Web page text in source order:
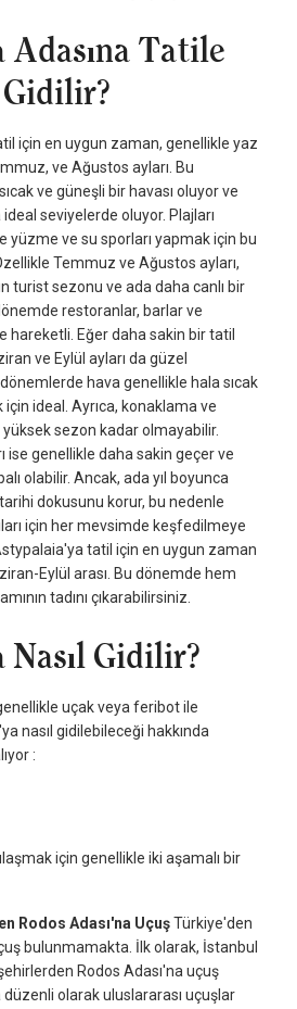
Tatile
Gidilir?
için en uygun zaman, genellikle yaz
ve Ağustos ayları. Bu
ve güneşli bir havası oluyor ve
ideal seviyelerde oluyor. Plajları
yüzme ve su sporları yapmak için bu
Temmuz ve Ağustos ayları,
turist sezonu ve ada daha canlı bir
restoranlar, barlar ve
hareketli. Eğer daha sakin bir tatil
ve Eylül ayları da güzel
hava genellikle hala sıcak
ideal. Ayrıca, konaklama ve
sezon kadar olmayabilir.
ise genellikle daha sakin geçer ve
olabilir. Ancak, ada yıl boyunca
dokusunu korur, bu nedenle
için her mevsimde keşfedilmeye
tatil için en uygun zaman
Eylül arası. Bu dönemde hem
tadını çıkarabilirsiniz.
Gidilir?
uçak veya feribot ile
nasıl gidilebileceği hakkında
:
için genellikle iki aşamalı bir
Rodos Adası'na UçuşTürkiye'den
bulunmamakta. İlk olarak, İstanbul
Rodos Adası'na uçuş
olarak uluslararası uçuşlar